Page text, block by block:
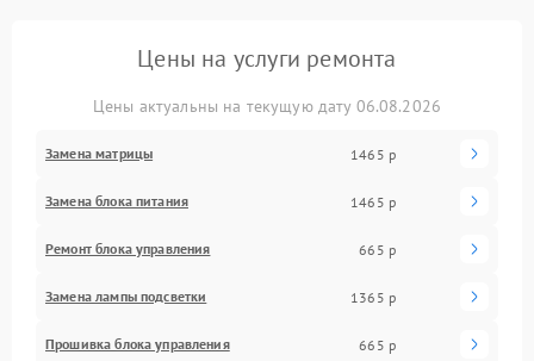
Цены на услуги ремонта
Цены актуальны на текущую дату 06.08.2026
Замена матрицы 1465 р
Замена блока питания 1465 р
Ремонт блока управления 665 р
Замена лампы подсветки 1365 р
Прошивка блока управления 665 р